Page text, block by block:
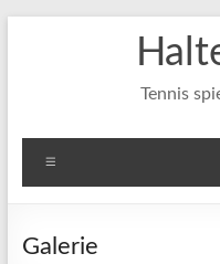
Tennis
Galerie